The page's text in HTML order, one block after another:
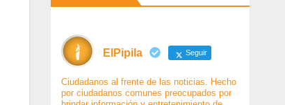
ElPipila Seguir
Ciudadanos al frente de las noticias. Hecho
por ciudadanos comunes preocupados por